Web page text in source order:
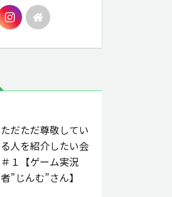
ただただ尊敬してい
る人を紹介したい会
＃１【ゲーム実況
者”じんむ”さん】